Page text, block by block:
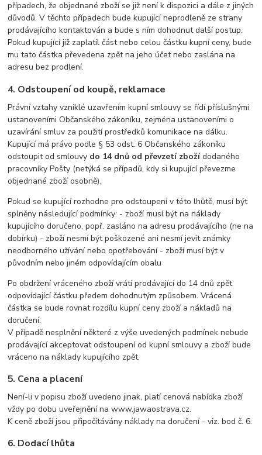
případech, že objednané zboží se již není k dispozici a dále z jiných
důvodů. V těchto případech bude kupující neprodleně ze strany
prodávajícího kontaktován a bude s ním dohodnut další postup.
Pokud kupující již zaplatil část nebo celou částku kupní ceny, bude
mu tato částka převedena zpět na jeho účet nebo zaslána na
adresu bez prodlení.
4. Odstoupení od koupě, reklamace
Právní vztahy vzniklé uzavřením kupní smlouvy se řídí příslušnými
ustanoveními Občanského zákoníku, zejména ustanoveními o
uzavírání smluv za použití prostředků komunikace na dálku.
Kupující má právo podle § 53 odst. 6 Občanského zákoníku
odstoupit od smlouvy do 14 dnů od převzetí zbožídodaného
pracovníky Pošty (netýká se případů, kdy si kupující převezme
objednané zboží osobně).
Pokud se kupující rozhodne pro odstoupení v této lhůtě, musí být
splněny následující podmínky: - zboží musí být na náklady
kupujícího doručeno, popř. zasláno na adresu prodávajícího (ne na
dobírku) - zboží nesmí být poškozené ani nesmí jevit známky
neodborného užívání nebo opotřebování - zboží musí být v
původním nebo jiném odpovídajícím obalu
Po obdržení vráceného zboží vrátí prodávající do 14 dnů zpět
odpovídající částku předem dohodnutým způsobem. Vrácená
částka se bude rovnat rozdílu kupní ceny zboží a nákladů na
doručení.
V případě nesplnění některé z výše uvedených podmínek nebude
prodávající akceptovat odstoupení od kupní smlouvy a zboží bude
vráceno na náklady kupujícího zpět.
5. Cena a placení
Není-li v popisu zboží uvedeno jinak, platí cenová nabídka zboží
vždy po dobu uveřejnění na www.jawaostrava.cz.
K ceně zboží jsou připočítávány náklady na doručení - viz. bod č. 6.
6. Dodací lhůta